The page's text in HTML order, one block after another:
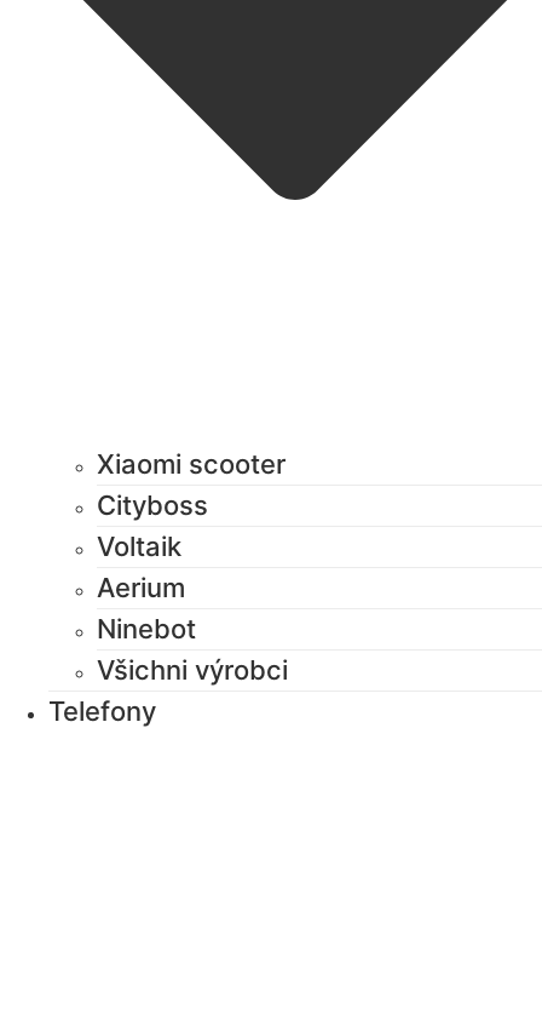
Xiaomi scooter
Cityboss
Voltaik
Aerium
Ninebot
Všichni výrobci
Telefony